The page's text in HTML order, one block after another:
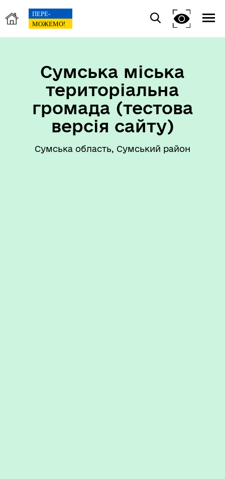
Сумська міська
територіальна
громада (тестова
версія сайту)
Сумська область, Сумський район